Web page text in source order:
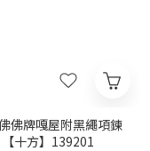
佛牌嘎屋附黑繩項鍊
【十方】139201